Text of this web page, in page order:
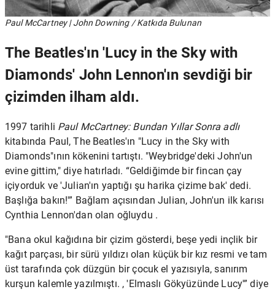
Paul McCartney | John Downing / Katkıda Bulunan
The Beatles'ın 'Lucy in the Sky with
Diamonds' John Lennon'ın sevdiği bir
çizimden ilham aldı.
1997 tarihli Paul McCartney: Bundan Yıllar Sonra adlı
kitabında Paul, The Beatles'ın "Lucy in the Sky with
Diamonds"ının kökenini tartıştı. "Weybridge'deki John'un
evine gittim," diye hatırladı. “Geldiğimde bir fincan çay
içiyorduk ve 'Julian'ın yaptığı şu harika çizime bak' dedi.
Başlığa bakın!'” Bağlam açısından Julian, John'un ilk karısı
Cynthia Lennon'dan olan oğluydu .
"Bana okul kağıdına bir çizim gösterdi, beşe yedi inçlik bir
kağıt parçası, bir sürü yıldızı olan küçük bir kız resmi ve tam
üst tarafında çok düzgün bir çocuk el yazısıyla, sanırım
kurşun kalemle yazılmıştı. , 'Elmaslı Gökyüzünde Lucy'” diye